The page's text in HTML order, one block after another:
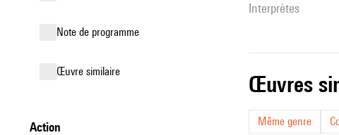
Note de programme
œuvre similaire
action
interprètes
œuvres
Même genre